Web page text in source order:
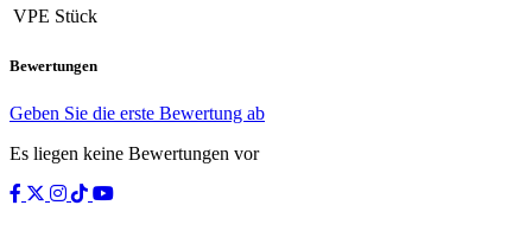
VPE Stück
Bewertungen
Geben Sie die erste Bewertung ab
Es liegen keine Bewertungen vor